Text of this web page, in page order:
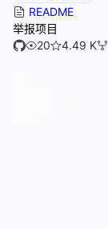
README
举报项目
20
4.49 K